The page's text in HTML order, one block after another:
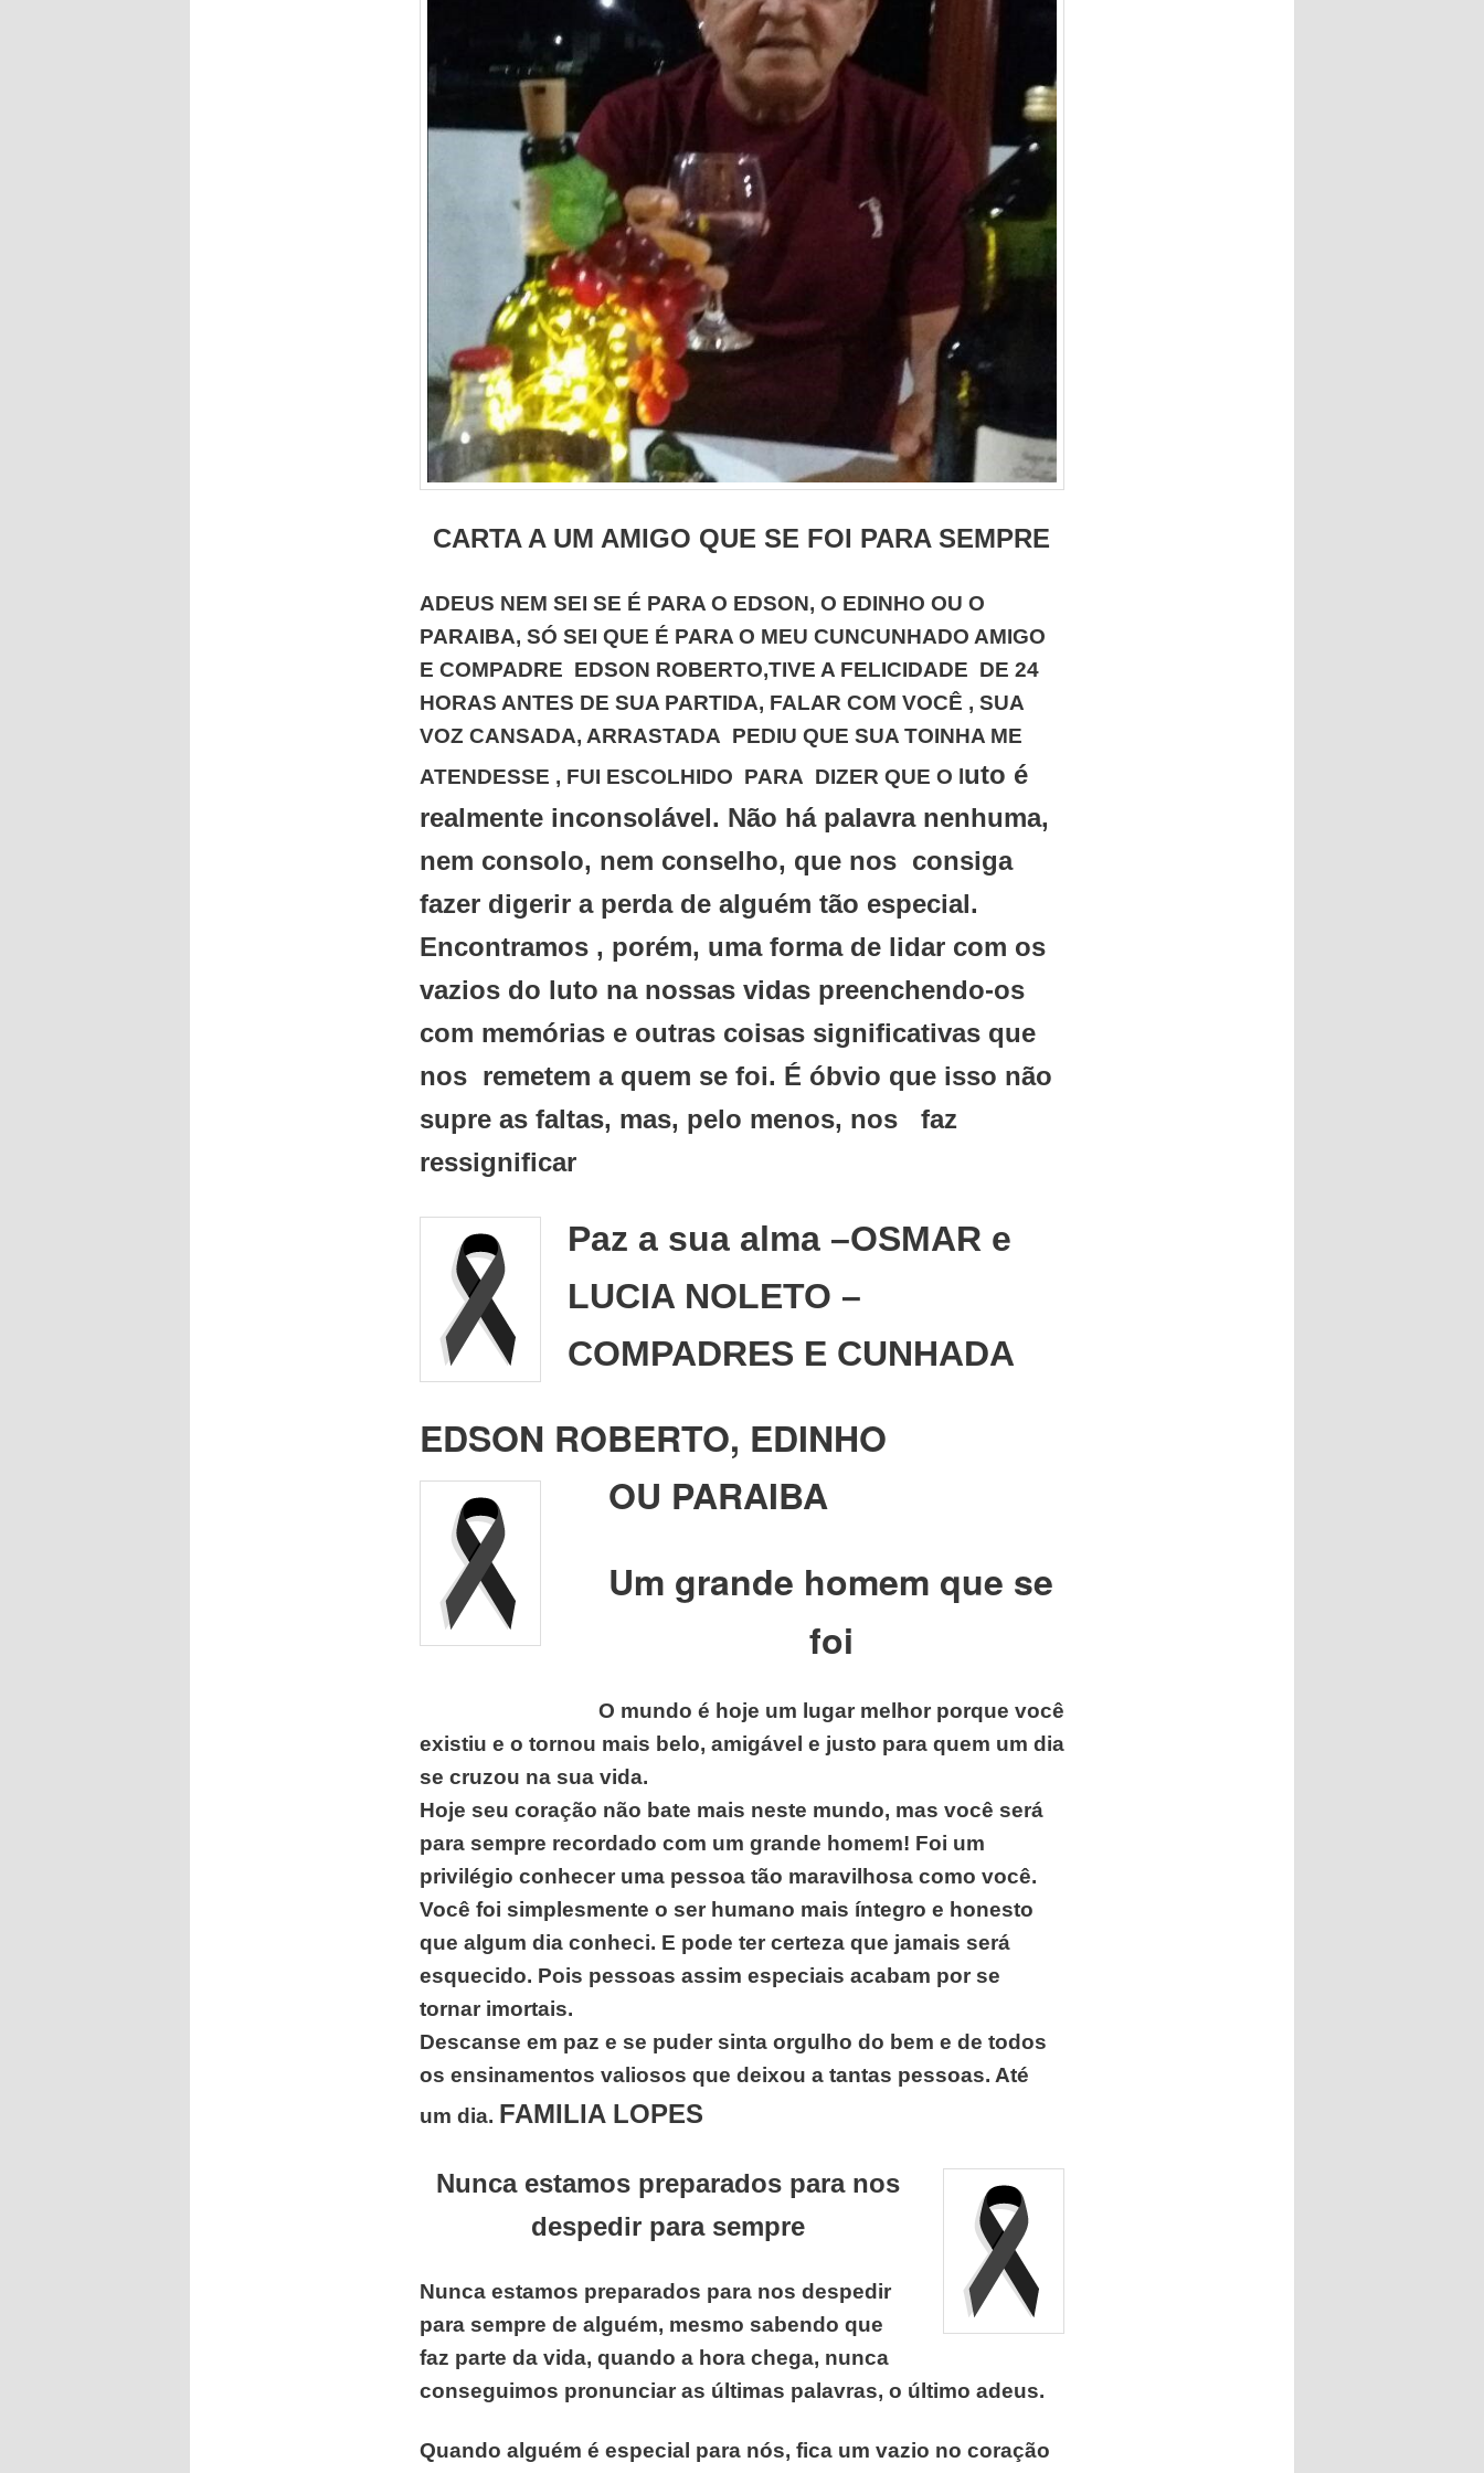
CARTA A UM AMIGO QUE SE FOI PARA SEMPRE
ADEUS NEM SEI SE É PARA O EDSON, O EDINHO OU O
PARAIBA, SÓ SEI QUE É PARA O MEU CUNCUNHADO AMIGO
E COMPADRE EDSON ROBERTO,TIVE A FELICIDADE DE 24
HORAS ANTES DE SUA PARTIDA, FALAR COM VOCÊ , SUA
VOZ CANSADA, ARRASTADA PEDIU QUE SUA TOINHA ME
ATENDESSE , FUI ESCOLHIDO PARA DIZER QUE O luto é
realmente inconsolável. Não há palavra nenhuma,
nem consolo, nem conselho, que nos consiga
fazer digerir a perda de alguém tão especial.
Encontramos , porém, uma forma de lidar com os
vazios do luto na nossas vidas preenchendo-os
com memórias e outras coisas significativas que
nos remetem a quem se foi. É óbvio que isso não
supre as faltas, mas, pelo menos, nos faz
ressignificar
Paz a sua alma –OSMAR e
LUCIA NOLETO –
COMPADRES E CUNHADA
EDSON ROBERTO, EDINHO
OU PARAIBA
Um grande homem que se
foi
O mundo é hoje um lugar melhor porque você
existiu e o tornou mais belo, amigável e justo para quem um dia
se cruzou na sua vida.
Hoje seu coração não bate mais neste mundo, mas você será
para sempre recordado com um grande homem! Foi um
privilégio conhecer uma pessoa tão maravilhosa como você.
Você foi simplesmente o ser humano mais íntegro e honesto
que algum dia conheci. E pode ter certeza que jamais será
esquecido. Pois pessoas assim especiais acabam por se
tornar imortais.
Descanse em paz e se puder sinta orgulho do bem e de todos
os ensinamentos valiosos que deixou a tantas pessoas. Até
um dia. FAMILIA LOPES
Nunca estamos preparados para nos
despedir para sempre
Nunca estamos preparados para nos despedir
para sempre de alguém, mesmo sabendo que
faz parte da vida, quando a hora chega, nunca
conseguimos pronunciar as últimas palavras, o último adeus.
Quando alguém é especial para nós, fica um vazio no coração